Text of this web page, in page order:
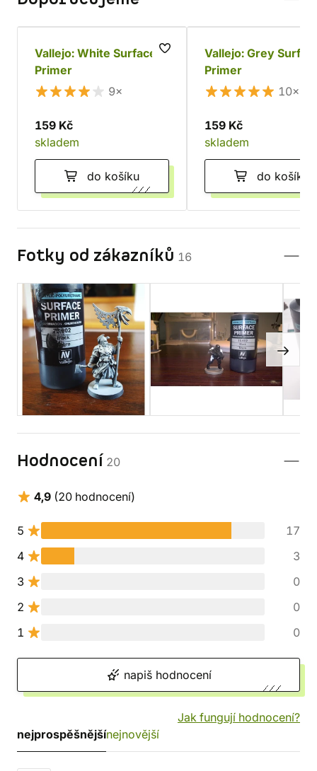
Vallejo: White Surface
Primer
9×
159 Kč
skladem
do košíku
Vallejo: Grey
Primer
10×
159 Kč
skladem
do košíku
Fotky od zákazníků 16
Hodnocení 20
4,9 (20 hodnocení)
5
17
4
3
3
0
2
0
1
0
napiš hodnocení
Jak fungují hodnocení?
nejprospěšnějšínejnovější